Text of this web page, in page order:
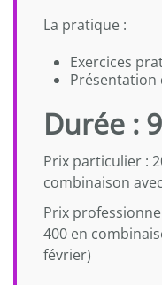
La pratique :
Exercices
Présentation
Durée :
Prix particulier :
combinaison
Prix
400 en
février)